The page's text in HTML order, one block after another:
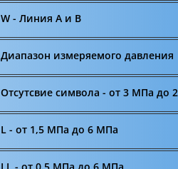
W - Линия A и B
Диапазон измеряемого давления
Отсутсвие символа - от 3 МПа до
L - от 1,5 МПа до 6 МПа